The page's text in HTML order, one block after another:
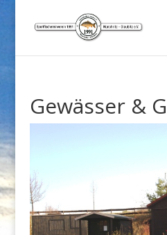
Gewässer &